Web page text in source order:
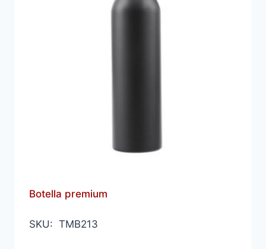
Botella premium
SKU: TMB213